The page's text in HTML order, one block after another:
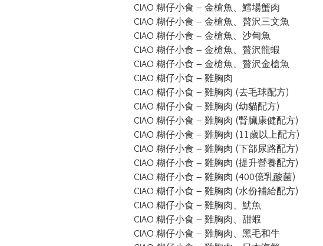
CIAO 糊仔小食 – 金槍魚、鱈場蟹肉
CIAO 糊仔小食 – 金槍魚、贅沢三文魚
CIAO 糊仔小食 – 金槍魚、沙甸魚
CIAO 糊仔小食 – 金槍魚、贅沢龍蝦
CIAO 糊仔小食 – 金槍魚、贅沢金槍魚
CIAO 糊仔小食 – 雞胸肉
CIAO 糊仔小食 – 雞胸肉 (去毛球配方)
CIAO 糊仔小食 – 雞胸肉 (幼貓配方)
CIAO 糊仔小食 – 雞胸肉 (腎臟康健配方)
CIAO 糊仔小食 – 雞胸肉 (11歲以上配方)
CIAO 糊仔小食 – 雞胸肉 (下部尿路配方)
CIAO 糊仔小食 – 雞胸肉 (提升營養配方)
CIAO 糊仔小食 – 雞胸肉 (400億乳酸菌)
CIAO 糊仔小食 – 雞胸肉 (水份補給配方)
CIAO 糊仔小食 – 雞胸肉、魷魚
CIAO 糊仔小食 – 雞胸肉、甜蝦
CIAO 糊仔小食 – 雞胸肉、黑毛和牛